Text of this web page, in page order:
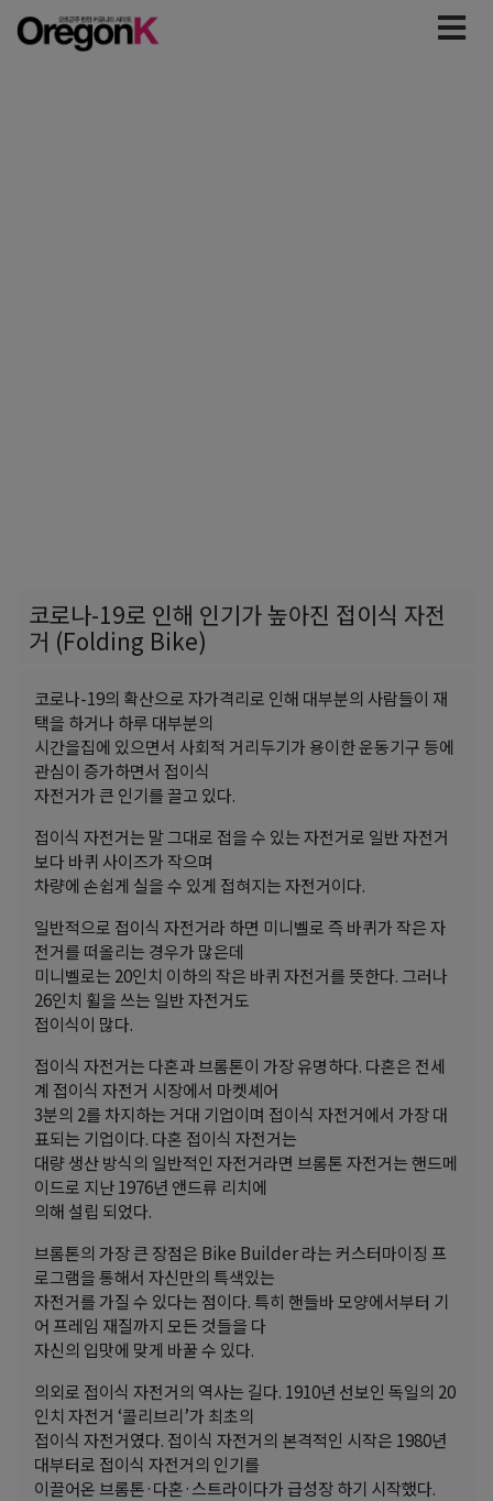
코로나-19로 인해 인기가 높아진 접이식 자전
거 (Folding Bike)
코로나-19의 확산으로 자가격리로 인해 대부분의 사람들이 재
택을 하거나 하루 대부분의
시간을집에 있으면서 사회적 거리두기가 용이한 운동기구 등에
관심이 증가하면서 접이식
자전거가 큰 인기를 끌고 있다.
접이식 자전거는 말 그대로 접을 수 있는 자전거로 일반 자전거
보다 바퀴 사이즈가 작으며
차량에 손쉽게 실을 수 있게 접혀지는 자전거이다.
일반적으로 접이식 자전거라 하면 미니벨로 즉 바퀴가 작은 자
전거를 떠올리는 경우가 많은데
미니벨로는 20인치 이하의 작은 바퀴 자전거를 뜻한다. 그러나
26인치 휠을 쓰는 일반 자전거도
접이식이 많다.
접이식 자전거는 다혼과 브롬톤이 가장 유명하다. 다혼은 전세
계 접이식 자전거 시장에서 마켓셰어
3분의 2를 차지하는 거대 기업이며 접이식 자전거에서 가장 대
표되는 기업이다. 다혼 접이식 자전거는
대량 생산 방식의 일반적인 자전거라면 브롬톤 자전거는 핸드메
이드로 지난 1976년 앤드류 리치에
의해 설립 되었다.
브롬톤의 가장 큰 장점은 Bike Builder 라는 커스터마이징 프
로그램을 통해서 자신만의 특색있는
자전거를 가질 수 있다는 점이다. 특히 핸들바 모양에서부터 기
어 프레임 재질까지 모든 것들을 다
자신의 입맛에 맞게 바꿀 수 있다.
의외로 접이식 자전거의 역사는 길다. 1910년 선보인 독일의 20
인치 자전거 ‘콜리브리’가 최초의
접이식 자전거였다. 접이식 자전거의 본격적인 시작은 1980년
대부터로 접이식 자전거의 인기를
이끌어온 브롬톤·다혼·스트라이다가 급성장 하기 시작했다.